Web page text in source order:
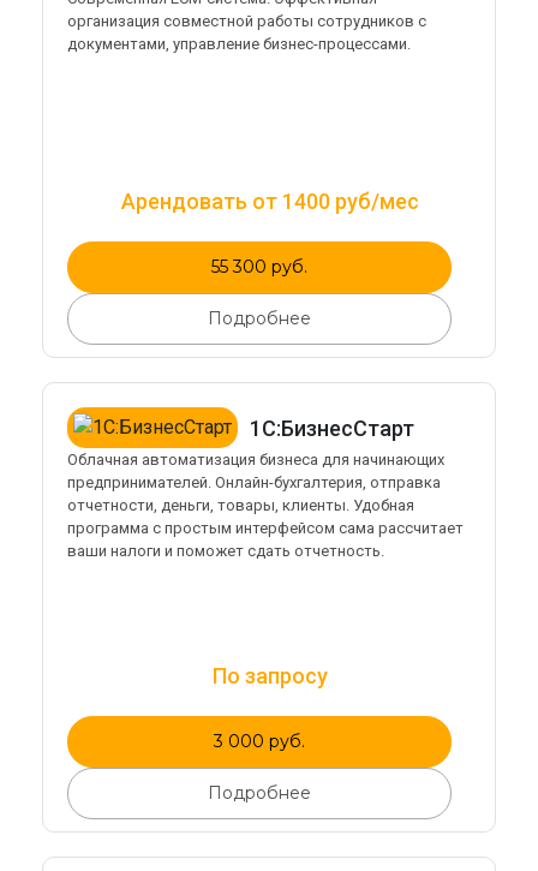
организация совместной работы сотрудников с
документами, управление бизнес-процессами.
Арендовать от 1400 руб/мес
55 300 руб.
Подробнее
1С:БизнесСтарт
Облачная автоматизация бизнеса для начинающих
предпринимателей. Онлайн-бухгалтерия, отправка
отчетности, деньги, товары, клиенты. Удобная
программа с простым интерфейсом сама рассчитает
ваши налоги и поможет сдать отчетность.
По запросу
3 000 руб.
Подробнее